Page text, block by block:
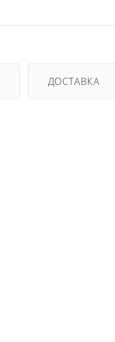
ДОСТАВКА